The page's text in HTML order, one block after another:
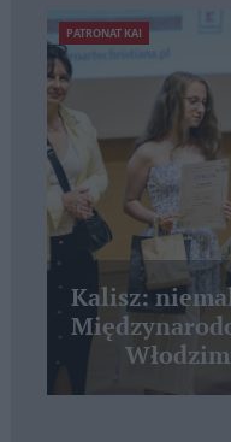
PATRONAT KAI
Kalisz: